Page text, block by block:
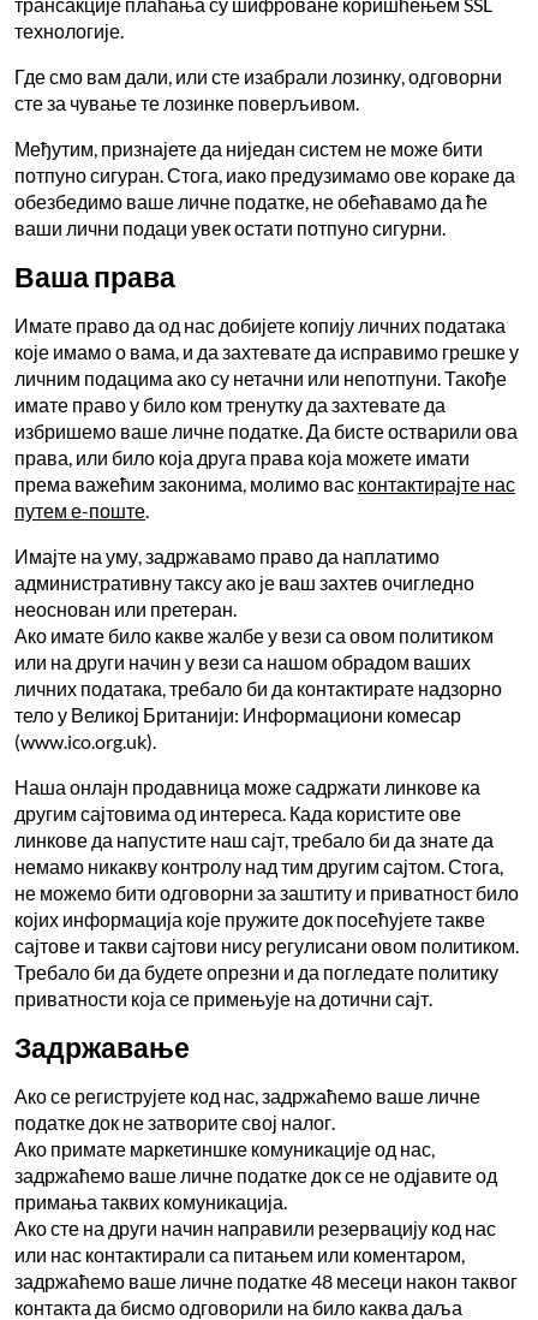
технологије.
Где смо вам дали, или сте изабрали лозинку, одговорни
сте за чување те лозинке поверљивом.
Међутим, признајете да ниједан систем не може бити
потпуно сигуран. Стога, иако предузимамо ове кораке да
обезбедимо ваше личне податке, не обећавамо да ће
ваши лични подаци увек остати потпуно сигурни.
Ваша права
Имате право да од нас добијете копију личних података
које имамо о вама, и да захтевате да исправимо грешке у
личним подацима ако су нетачни или непотпуни. Такође
имате право у било ком тренутку да захтевате да
избришемо ваше личне податке. Да бисте остварили ова
права, или било која друга права која можете имати
према важећим законима, молимо вас контактирајте нас
путем е-поште.
Имајте на уму, задржавамо право да наплатимо
административну таксу ако је ваш захтев очигледно
неоснован или претеран.
Ако имате било какве жалбе у вези са овом политиком
или на други начин у вези са нашом обрадом ваших
личних података, требало би да контактирате надзорно
тело у Великој Британији: Информациони комесар
(www.ico.org.uk).
Наша онлајн продавница може садржати линкове ка
другим сајтовима од интереса. Када користите ове
линкове да напустите наш сајт, требало би да знате да
немамо никакву контролу над тим другим сајтом. Стога,
не можемо бити одговорни за заштиту и приватност било
којих информација које пружите док посећујете такве
сајтове и такви сајтови нису регулисани овом политиком.
Требало би да будете опрезни и да погледате политику
приватности која се примењује на дотични сајт.
Задржавање
Ако се региструјете код нас, задржаћемо ваше личне
податке док не затворите свој налог.
Ако примате маркетиншке комуникације од нас,
задржаћемо ваше личне податке док се не одјавите од
примања таквих комуникација.
Ако сте на други начин направили резервацију код нас
или нас контактирали са питањем или коментаром,
задржаћемо ваше личне податке 48 месеци након таквог
контакта да бисмо одговорили на било каква даља